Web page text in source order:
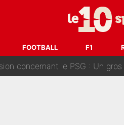
FOOTBALL F1
en 2027 ? L'IA prédit
90 % des Français» : Voilà
le PSG : Un gros club